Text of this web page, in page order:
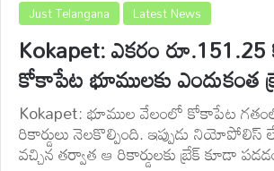
Just Telangana Latest News
Kokapet: ఎకరం రూ.151.25
కోకాపేట భూములకు ఎందుకంత
Kokapet: భూముల వేలంలో కోకాపేట
రికార్డులు నెలకొల్పింది. ఇప్పుడు నియోపోలిస్
వచ్చిన తర్వాత ఆ రికార్డులకు బ్రేక్ కూడా